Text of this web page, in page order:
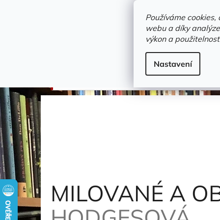
Používáme
webu a díky
výkon a
Nastavení
Novinky Trvalky a
MILOVANÉ A OBÁVANÉ - LEHCE POŠKOZENO
MILOVANÉ A